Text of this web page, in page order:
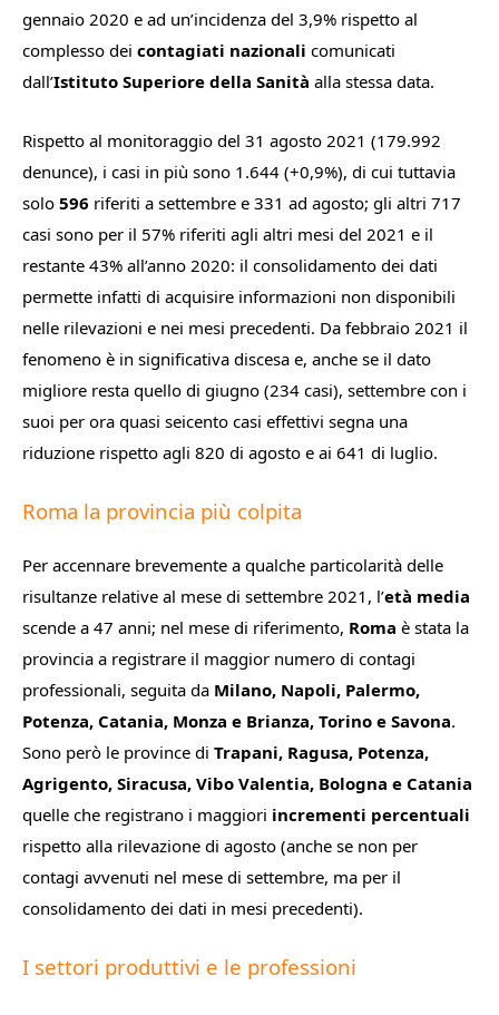
gennaio 2020 e ad un’incidenza del 3,9% rispetto al
complesso dei contagiati nazionali comunicati
dall’Istituto Superiore della Sanità alla stessa data.
Rispetto al monitoraggio del 31 agosto 2021 (179.992
denunce), i casi in più sono 1.644 (+0,9%), di cui tuttavia
solo 596 riferiti a settembre e 331 ad agosto; gli altri 717
casi sono per il 57% riferiti agli altri mesi del 2021 e il
restante 43% all’anno 2020: il consolidamento dei dati
permette infatti di acquisire informazioni non disponibili
nelle rilevazioni e nei mesi precedenti. Da febbraio 2021 il
fenomeno è in significativa discesa e, anche se il dato
migliore resta quello di giugno (234 casi), settembre con i
suoi per ora quasi seicento casi effettivi segna una
riduzione rispetto agli 820 di agosto e ai 641 di luglio.
Roma la provincia più colpita
Per accennare brevemente a qualche particolarità delle
risultanze relative al mese di settembre 2021, l’età media
scende a 47 anni; nel mese di riferimento, Roma è stata la
provincia a registrare il maggior numero di contagi
professionali, seguita da Milano, Napoli, Palermo,
Potenza, Catania, Monza e Brianza, Torino e Savona.
Sono però le province di Trapani, Ragusa, Potenza,
Agrigento, Siracusa, Vibo Valentia, Bologna e Catania
quelle che registrano i maggiori incrementi percentuali
rispetto alla rilevazione di agosto (anche se non per
contagi avvenuti nel mese di settembre, ma per il
consolidamento dei dati in mesi precedenti).
I settori produttivi e le professioni